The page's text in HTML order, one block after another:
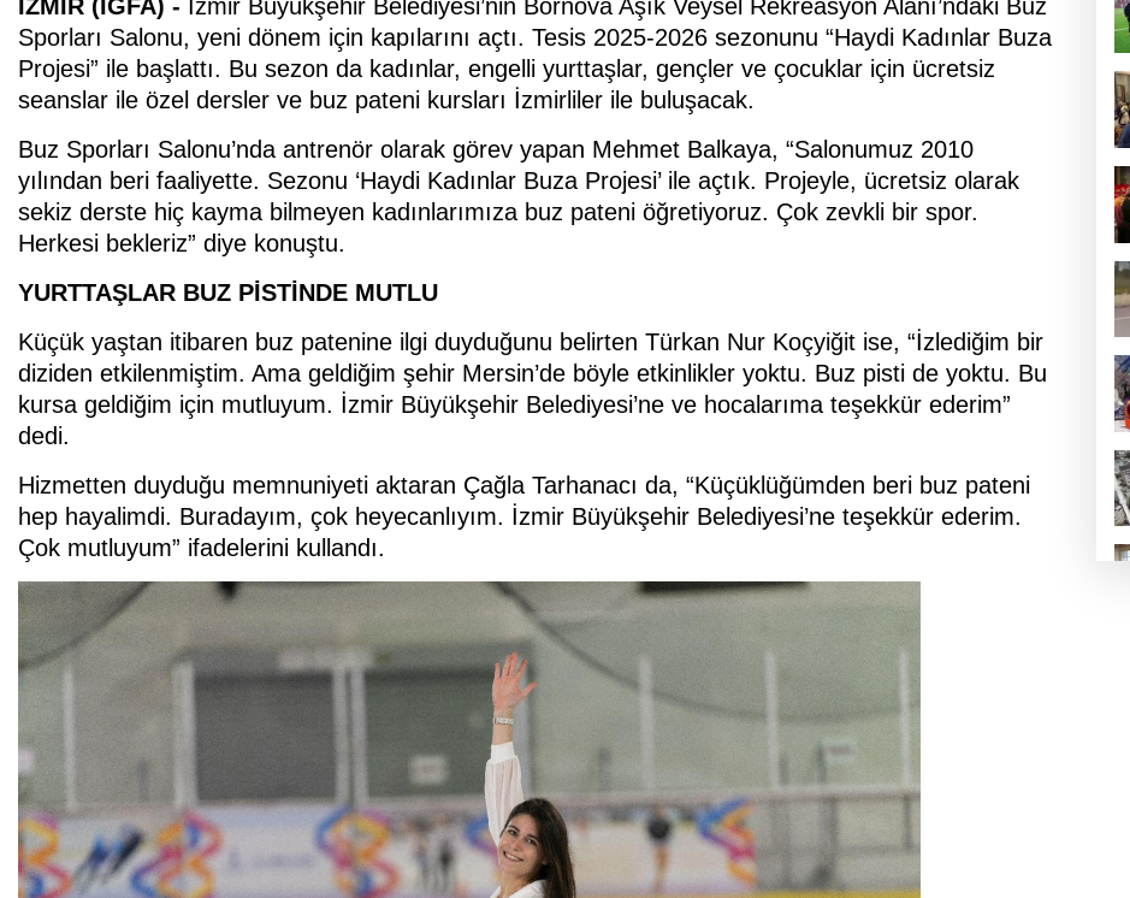
İZMİR (İGFA) - İzmir Büyükşehir Belediyesi’nin Bornova Aşık Veysel Rekreasyon Alanı’ndaki Buz
Sporları Salonu, yeni dönem için kapılarını açtı. Tesis 2025-2026 sezonunu “Haydi Kadınlar Buza
Projesi” ile başlattı. Bu sezon da kadınlar, engelli yurttaşlar, gençler ve çocuklar için ücretsiz
seanslar ile özel dersler ve buz pateni kursları İzmirliler ile buluşacak.
Buz Sporları Salonu’nda antrenör olarak görev yapan Mehmet Balkaya, “Salonumuz 2010
yılından beri faaliyette. Sezonu ‘Haydi Kadınlar Buza Projesi’ ile açtık. Projeyle, ücretsiz olarak
sekiz derste hiç kayma bilmeyen kadınlarımıza buz pateni öğretiyoruz. Çok zevkli bir spor.
Herkesi bekleriz” diye konuştu.
YURTTAŞLAR BUZ PİSTİNDE MUTLU
Küçük yaştan itibaren buz patenine ilgi duyduğunu belirten Türkan Nur Koçyiğit ise, “İzlediğim bir
diziden etkilenmiştim. Ama geldiğim şehir Mersin’de böyle etkinlikler yoktu. Buz pisti de yoktu. Bu
kursa geldiğim için mutluyum. İzmir Büyükşehir Belediyesi’ne ve hocalarıma teşekkür ederim”
dedi.
Hizmetten duyduğu memnuniyeti aktaran Çağla Tarhanacı da, “Küçüklüğümden beri buz pateni
hep hayalimdi. Buradayım, çok heyecanlıyım. İzmir Büyükşehir Belediyesi’ne teşekkür ederim.
Çok mutluyum” ifadelerini kullandı.